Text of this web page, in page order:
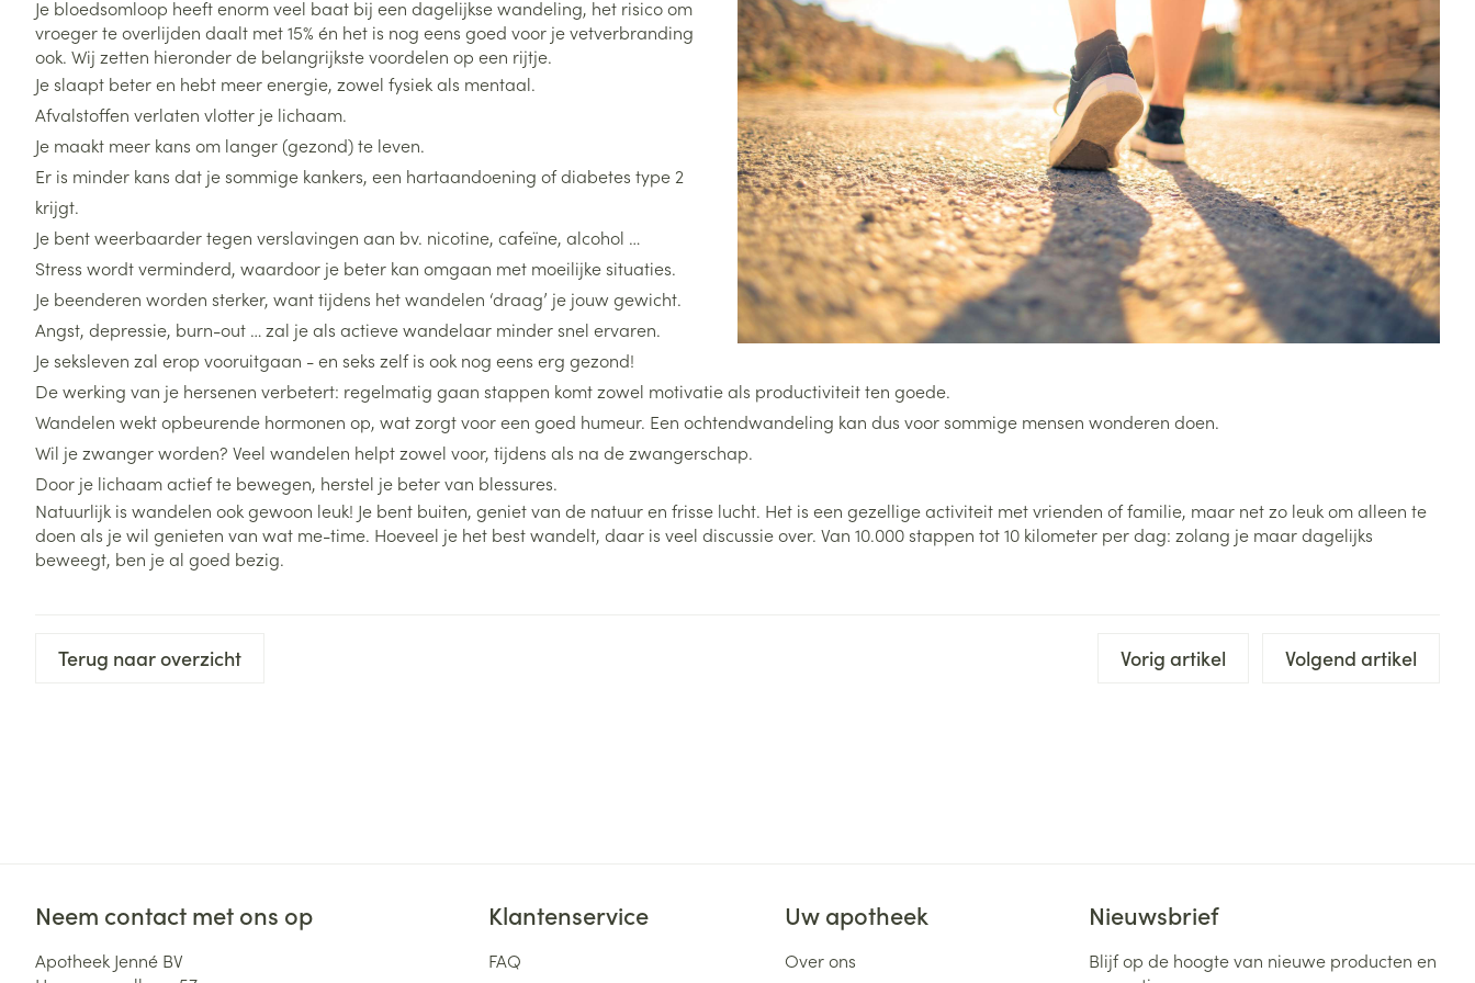
Je bloedsomloop heeft enorm veel baat bij een dagelijkse wandeling, het risico om
vroeger te overlijden daalt met 15% én het is nog eens goed voor je vetverbranding
ook. Wij zetten hieronder de belangrijkste voordelen op een rijtje.
Je slaapt beter en hebt meer energie, zowel fysiek als mentaal.
Afvalstoffen verlaten vlotter je lichaam.
Je maakt meer kans om langer (gezond) te leven.
Er is minder kans dat je sommige kankers, een hartaandoening of diabetes type 2
krijgt.
Je bent weerbaarder tegen verslavingen aan bv. nicotine, cafeïne, alcohol …
Stress wordt verminderd, waardoor je beter kan omgaan met moeilijke situaties.
Je beenderen worden sterker, want tijdens het wandelen ‘draag’ je jouw gewicht.
Angst, depressie, burn-out … zal je als actieve wandelaar minder snel ervaren.
Je seksleven zal erop vooruitgaan - en seks zelf is ook nog eens erg gezond!
De werking van je hersenen verbetert: regelmatig gaan stappen komt zowel motivatie als productiviteit ten goede.
Wandelen wekt opbeurende hormonen op, wat zorgt voor een goed humeur. Een ochtendwandeling kan dus voor sommige mensen wonderen doen.
Wil je zwanger worden? Veel wandelen helpt zowel voor, tijdens als na de zwangerschap.
Door je lichaam actief te bewegen, herstel je beter van blessures.
Natuurlijk is wandelen ook gewoon leuk! Je bent buiten, geniet van de natuur en frisse lucht. Het is een gezellige activiteit met vrienden of familie, maar net zo leuk om alleen te
doen als je wil genieten van wat me-time. Hoeveel je het best wandelt, daar is veel discussie over. Van 10.000 stappen tot 10 kilometer per dag: zolang je maar dagelijks
beweegt, ben je al goed bezig.
Terug naar overzicht Vorig artikel Volgend artikel
Neem contact met ons op
Apotheek Jenné BV
Klantenservice
FAQ
Uw apotheek
Over ons
Nieuwsbrief
Blijf op de hoogte van nieuwe producten en